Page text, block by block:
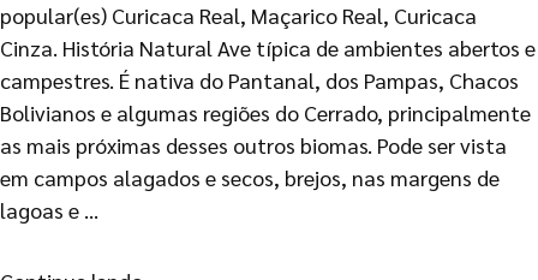
popular(es) Curicaca Real, Maçarico Real, Curicaca
Cinza. História Natural Ave típica de ambientes abertos e
campestres. É nativa do Pantanal, dos Pampas, Chacos
Bolivianos e algumas regiões do Cerrado, principalmente
as mais próximas desses outros biomas. Pode ser vista
em campos alagados e secos, brejos, nas margens de
lagoas e …